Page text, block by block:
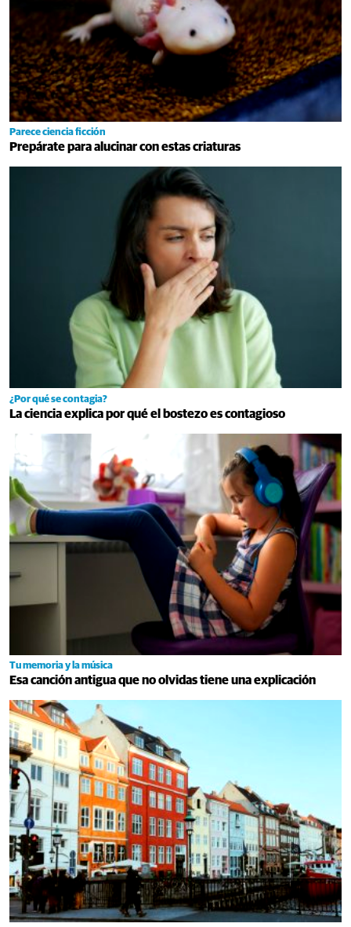
Parece ciencia ficción
Prepárate para alucinar con estas criaturas
¿Por qué se contagia?
La ciencia explica por qué el bostezo es contagioso
Tu memoria y la música
Esa canción antigua que no olvidas tiene una explicación